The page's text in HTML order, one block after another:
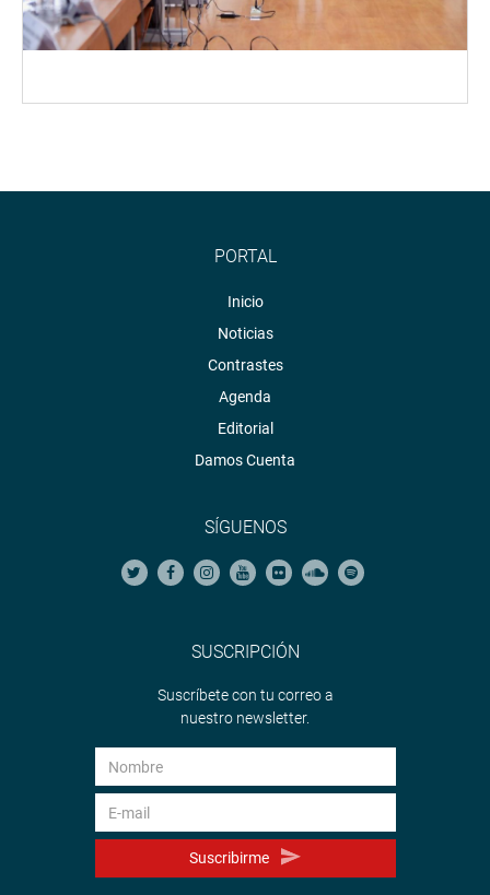
PORTAL
Inicio
Noticias
Contrastes
Agenda
Editorial
Damos Cuenta
SÍGUENOS
SUSCRIPCIÓN
Suscríbete con tu correo a
nuestro newsletter.
Suscribirme